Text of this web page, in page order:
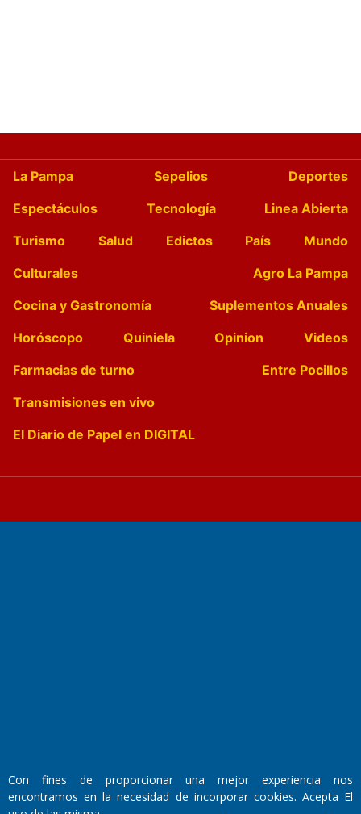
La Pampa Sepelios
Deportes
Espectáculos
Tecnología
Linea Abierta
Turismo
Salud Edictos País
Mundo
Culturales
Agro La Pampa
Cocina y Gastronomía
Suplementos Anuales
Horóscopo
Quiniela Opinion
Videos
Farmacias de turno
Entre Pocillos
Transmisiones en vivo
El Diario de Papel en DIGITAL
Domicilio Legal: José Ingenieros 855,
Con fines de proporcionar una mejor experiencia nos
encontramos en la necesidad de incorporar cookies. Acepta El